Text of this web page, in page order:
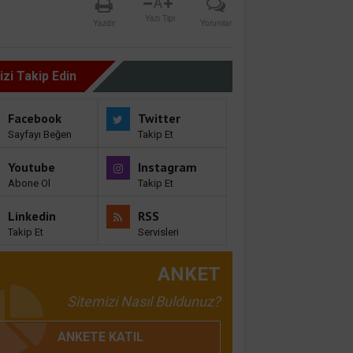
Yazdır Yazı Tipi Yorumlar
Takip Edin
Facebook
Sayfayı Beğen
Twitter
Takip Et
Youtube
Abone Ol
Instagram
Takip Et
Linkedin
Takip Et
RSS
Servisleri
ANKET
Sitemizi Nasıl Buldunuz?
ANKETE KATIL